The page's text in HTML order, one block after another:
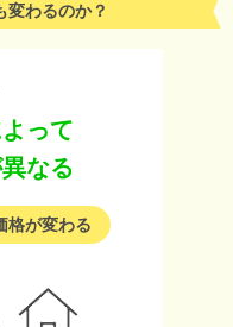
変わるのか？
って
なる
格が変わる